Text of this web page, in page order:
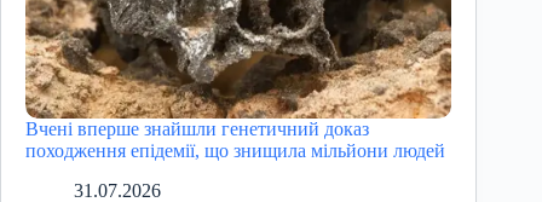
Вчені вперше знайшли генетичний доказ
походження епідемії, що знищила мільйони людей
31.07.2026